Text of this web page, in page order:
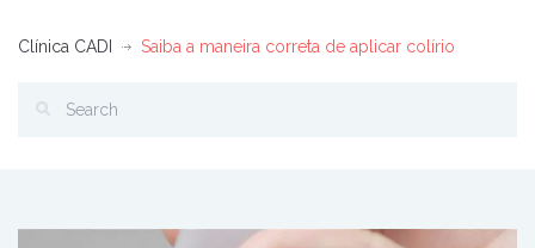
Clínica CADI Saiba a maneira correta de aplicar colírio